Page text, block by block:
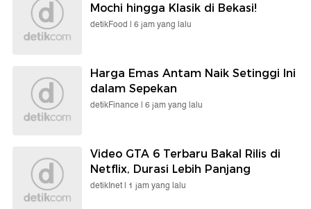
Mochi hingga Klasik di Bekasi!
detikFood | 6 jam yang lalu
Harga Emas Antam Naik Setinggi Ini
dalam Sepekan
detikFinance | 6 jam yang lalu
Video GTA 6 Terbaru Bakal Rilis di
Netflix, Durasi Lebih Panjang
detikInet | 1 jam yang lalu